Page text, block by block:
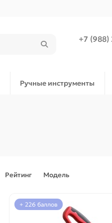
+7 (988)
Ручные инструменты
Рейтинг Модель
+ 226 баллов